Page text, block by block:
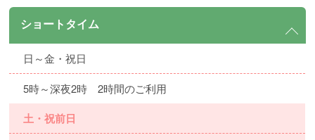
ショートタイム
日～金・祝日
5時～深夜2時 2時間のご利用
土・祝前日